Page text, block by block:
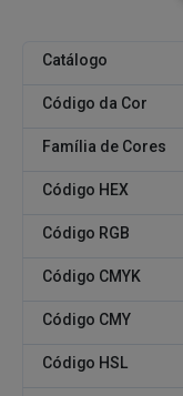
Catálogo
Código da Cor
Família de Cores
Código HEX
Código RGB
Código CMYK
Código CMY
Código HSL